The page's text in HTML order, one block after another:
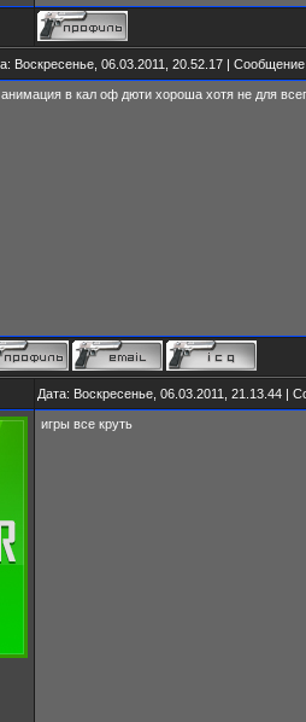
Воскресенье, 06.03.2011, 20.52.17 |
в кал оф дюти хороша хотя не для
Дата: Воскресенье, 06.03.2011, 21.13.44 |
игры все круть